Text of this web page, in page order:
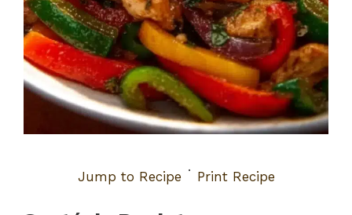
Jump to Recipe · Print Recipe